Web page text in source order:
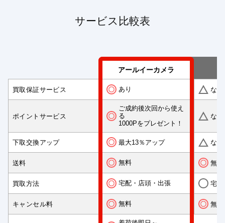
サービス比較表
アールイーカメラ
買取保証サービス あり なし
ポイントサービス
ご成約後次回から使え
る
1000Pをプレゼント！
なし
下取交換アップ 最大13％アップ なし
送料 無料 無料
買取方法 宅配・店頭・出張 宅配
キャンセル料 無料 無料